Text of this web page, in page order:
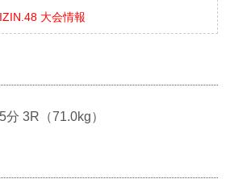
大会情報
3R（71.0kg）